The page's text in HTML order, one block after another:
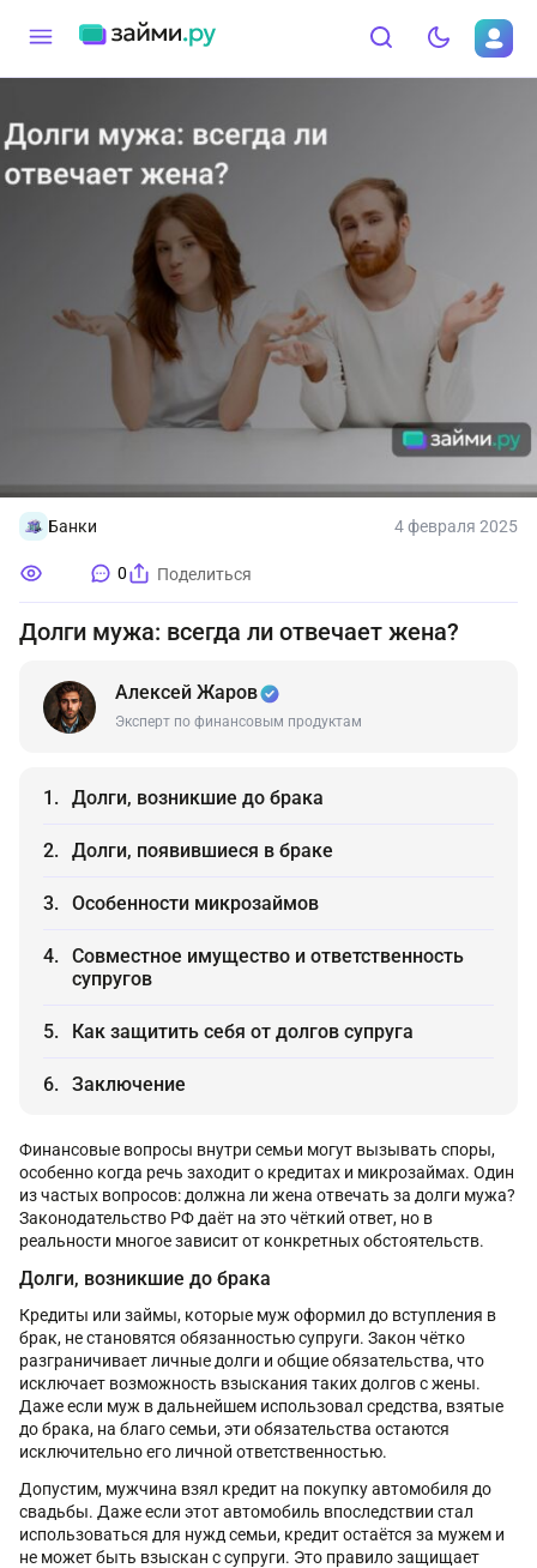
Банки 4 февраля 2025
0 Поделиться
Долги мужа: всегда ли отвечает жена?
Алексей Жаров
Эксперт по финансовым продуктам
Долги, возникшие до брака
Долги, появившиеся в браке
Особенности микрозаймов
Совместное имущество и ответственность
супругов
Как защитить себя от долгов супруга
Заключение
Финансовые вопросы внутри семьи могут вызывать споры,
особенно когда речь заходит о кредитах и микрозаймах. Один
из частых вопросов: должна ли жена отвечать за долги мужа?
Законодательство РФ даёт на это чёткий ответ, но в
реальности многое зависит от конкретных обстоятельств.
Долги, возникшие до брака
Кредиты или займы, которые муж оформил до вступления в
брак, не становятся обязанностью супруги. Закон чётко
разграничивает личные долги и общие обязательства, что
исключает возможность взыскания таких долгов с жены.
Даже если муж в дальнейшем использовал средства, взятые
до брака, на благо семьи, эти обязательства остаются
исключительно его личной ответственностью.
Допустим, мужчина взял кредит на покупку автомобиля до
свадьбы. Даже если этот автомобиль впоследствии стал
использоваться для нужд семьи, кредит остаётся за мужем и
не может быть взыскан с супруги. Это правило защищает